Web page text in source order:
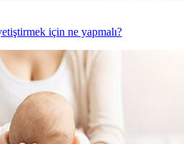
için ne yapmalı?